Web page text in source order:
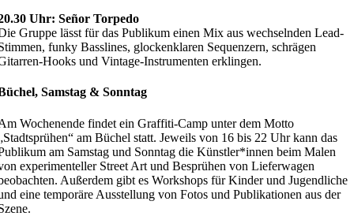
Uhr: Señor Torpedo
Gruppe lässt für das Publikum einen Mix aus wechselnden Lead-
funky Basslines, glockenklaren Sequenzern, schrägen
Hooks und Vintage-Instrumenten erklingen.
Samstag & Sonntag
Wochenende findet ein Graffiti-Camp unter dem Motto
am Büchel statt. Jeweils von 16 bis 22 Uhr kann das
am Samstag und Sonntag die Künstler*innen beim Malen
experimenteller Street Art und Besprühen von Lieferwagen
Außerdem gibt es Workshops für Kinder und Jugendliche
eine temporäre Ausstellung von Fotos und Publikationen aus der